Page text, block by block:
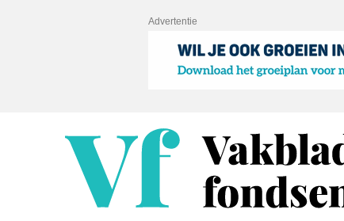
Advertentie